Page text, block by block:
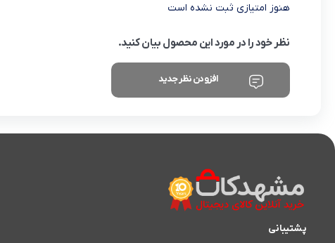
هنوز امتیازی ثبت نشده است
نظر خود را در مورد این محصول بیان کنید.
افزودن نظر جدید
پشتیبانی